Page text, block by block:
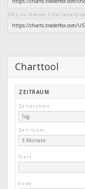
URL zu dieser Chartanalyse
Charttool
ZEITRAUM
Zeiteinheit
Tag
Zeitraum
3 Monate
Start
Ende